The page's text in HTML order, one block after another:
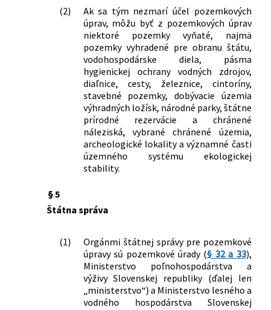
o zmene a doplnení niektorých
zákonov
139/2010 Z. z.
Zákon, ktorým sa dopĺňa zákon č.
229/1991 Zb. o úprave vlastníckych
vzťahov k pôde a inému
poľnohospodárskemu majetku v znení
neskorších predpisov a o zmene a
doplnení niektorých zákonov
559/2010 Z. z.
Zákon, ktorým sa mení a dopĺňa zákon
č. 229/1991 Zb. o úprave vlastníckych
vzťahov k pôde a inému
poľnohospodárskemu majetku v znení
neskorších predpisov a ktorým sa
547/2011 Z. z.
č. 431/2002 Z. z. o účtovníctve v znení
doplnení niektorých zákonov
345/2012 Z. z.
Zákon o niektorých opatreniach v
miestnej štátnej správe a o zmene a
doplnení niektorých zákonov
145/2013 Z. z.
Zákon, ktorým sa dopĺňa zákon
Slovenskej národnej rady č. 330/1991
(2)
Ak sa tým nezmarí účel pozemkových
úprav, môžu byť z pozemkových úprav
niektoré pozemky vyňaté, najmä
pozemky vyhradené pre obranu štátu,
vodohospodárske diela, pásma
hygienickej ochrany vodných zdrojov,
diaľnice, cesty, železnice, cintoríny,
stavebné pozemky, dobývacie územia
výhradných ložísk, národné parky, štátne
prírodné rezervácie a chránené
náleziská, vybrané chránené územia,
archeologické lokality a významné časti
územného systému ekologickej
stability.
§ 5
Štátna správa
(1)
Orgánmi štátnej správy pre pozemkové
úpravy sú pozemkové úrady (§ 32 a 33),
Ministerstvo poľnohospodárstva a
výživy Slovenskej republiky (ďalej len
„ministerstvo“) a Ministerstvo lesného a
vodného hospodárstva Slovenskej